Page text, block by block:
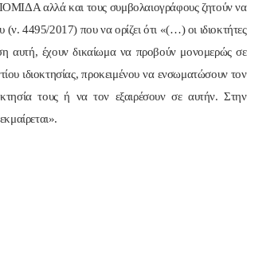
αλλά και τους συμβολαιογράφους ζητούν να
(ν. 4495/2017) που να ορίζει ότι «(…) οι ιδιοκτήτες
αυτή, έχουν δικαίωμα να προβούν μονομερώς σε
ιδιοκτησίας, προκειμένου να ενσωματώσουν τον
τους ή να τον εξαιρέσουν σε αυτήν. Στην